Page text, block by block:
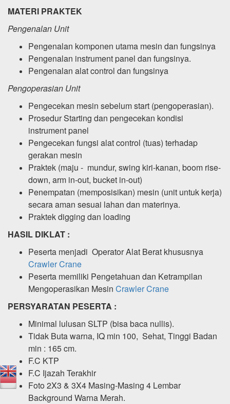
MATERI PRAKTEK
Pengenalan Unit
Pengenalan komponen utama mesin dan fungsinya
Pengenalan instrument panel dan fungsinya.
Pengenalan alat control dan fungsinya
Pengoperasian Unit
Pengecekan mesin sebelum start (pengoperasian).
Prosedur Starting dan pengecekan kondisi
instrument panel
Pengecekan fungsi alat control (tuas) terhadap
gerakan mesin
Praktek (maju - mundur, swing kiri-kanan, boom rise-
down, arm in-out, bucket in-out)
Penempatan (memposisikan) mesin (unit untuk kerja)
secara aman sesuai lahan dan materinya.
Praktek digging dan loading
HASIL DIKLAT :
Peserta menjadi Operator Alat Berat khususnya
Crawler Crane
Peserta memiliki Pengetahuan dan Ketrampilan
Mengoperasikan Mesin Crawler Crane
PERSYARATAN PESERTA :
Minimal lulusan SLTP (bisa baca nullis).
Tidak Buta warna, IQ min 100, Sehat, Tinggi Badan
min : 165 cm.
F.C KTP
F.C Ijazah Terakhir
Foto 2X3 & 3X4 Masing-Masing 4 Lembar
Background Warna Merah.